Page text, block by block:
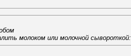
молоком или молочной сывороткой: